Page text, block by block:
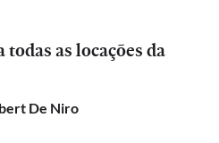
as locações da
De Niro